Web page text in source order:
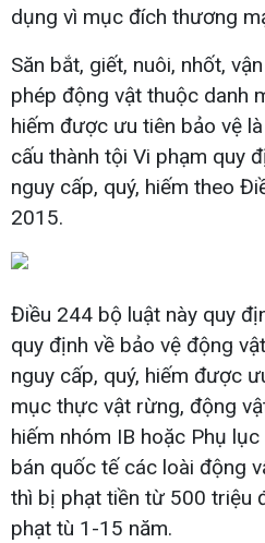
dụng vì mục đích thương
Săn bắt, giết, nuôi, nhốt,
phép động vật thuộc danh
hiếm được ưu tiên bảo vệ
cấu thành tội Vi phạm quy
nguy cấp, quý, hiếm theo
2015.
Điều 244 bộ luật này quy
quy định về bảo vệ động
nguy cấp, quý, hiếm được
mục thực vật rừng, động
hiếm nhóm IB hoặc Phụ
bán quốc tế các loài động
thì bị phạt tiền từ 500 triệu
phạt tù 1-15 năm.